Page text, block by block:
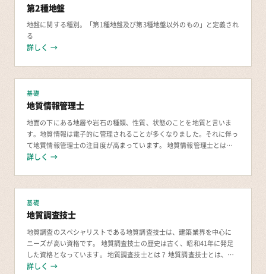
第2種地盤
地盤に関する種別。「第1種地盤及び第3種地盤以外のもの」と定義され
る
詳しく →
基礎
地質情報管理士
地面の下にある地層や岩石の種類、性質、状態のことを地質と言いま
す。地質情報は電子的に管理されることが多くなりました。それに伴っ
て地質情報管理士の注目度が高まっています。 地質情報管理士とは？
地面より下の部分がどのような性質を有している
詳しく →
基礎
地質調査技士
地質調査のスペシャリストである地質調査技士は、建築業界を中心に
ニーズが高い資格です。 地質調査技士の歴史は古く、昭和41年に発足
した資格となっています。 地質調査技士とは？ 地質調査技士とは、地
質調査の知識と技能を認定する資格です。
詳しく →